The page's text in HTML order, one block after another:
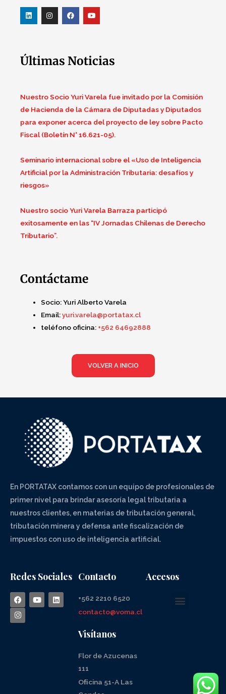
Últimas Noticias
Nuestro Socio Yuri Varela fue invitado por la Comisión
de Hacienda de la Cámara de Diputadas y Diputados
para exponer acerca del proyecto de ley sobre Pacto
Fiscal (Boletín N° 16.621-05).
Seminario internacional sobre el «Uso de Inteligencia
Artificial por la Administración Tributaria: desafíos y
riesgos»
Nuestro socio Yuri Varela Barraza participó
exitosamente en las “IV Jornadas Chilenas de Derecho
Tributario”.
Contáctame
Socio:Yuri Alberto Varela
Email:yuri.varela@portatax.cl
teléfono oficina: +562 64692888
VOLVER A INICIO
En PORTATAX contamos con un equipo de profesionales de
primer nivel para brindar asesoría legal tributaria a
nuestros clientes, en materias de tributación general,
tributación minera y defensa ante fiscalización de
impuestos con uso de inteligencia artificial.
Redes Sociales Contacto
+562 2210 6520
contacto@voma.cl
Visítanos
Flor de Azucenas
111
Oﬁcina 51-A Las
Accesos